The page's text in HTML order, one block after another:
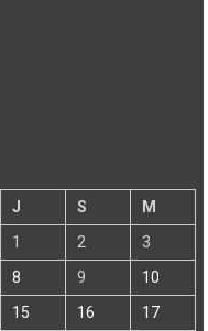
J S
M
1
2
3
8 9
10
15 16 17